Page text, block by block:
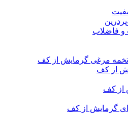
و فاضلاب
مرغی گرمایش از کف
از کف
گرمایش از کف